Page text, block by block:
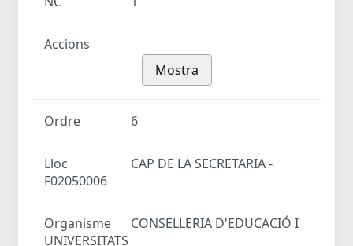
Accions
Mostra
Ordre 6
Lloc
CAP DE LA SECRETARIA -
F02050006
Organisme
CONSELLERIA D'EDUCACIÓ I
UNIVERSITATS